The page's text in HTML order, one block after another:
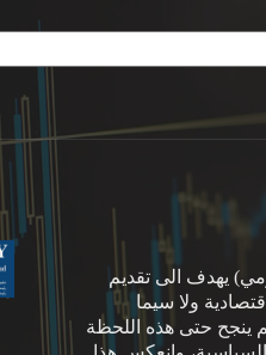
يهدف الى تقديم
ولا سيما
ينجح حتى هذه اللحظة